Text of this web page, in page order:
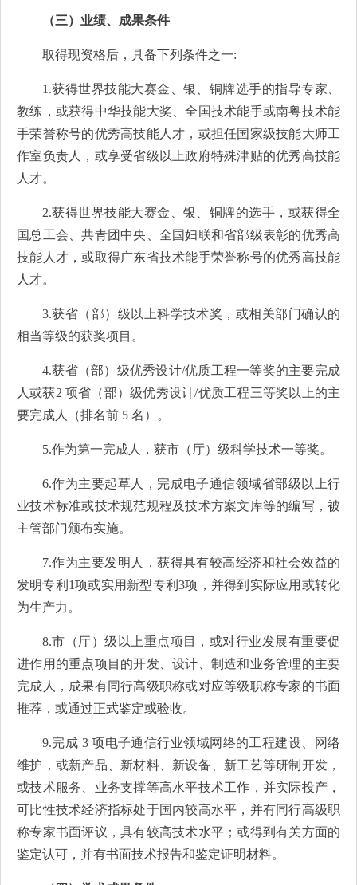
（三）业绩、成果条件
取得现资格后，具备下列条件之一:
1.获得世界技能大赛金、银、铜牌选手的指导专家、
教练，或获得中华技能大奖、全国技术能手或南粤技术能
手荣誉称号的优秀高技能人才，或担任国家级技能大师工
作室负责人，或享受省级以上政府特殊津贴的优秀高技能
人才。
2.获得世界技能大赛金、银、铜牌的选手，或获得全
国总工会、共青团中央、全国妇联和省部级表彰的优秀高
技能人才，或取得广东省技术能手荣誉称号的优秀高技能
人才。
3.获省（部）级以上科学技术奖，或相关部门确认的
相当等级的获奖项目。
4.获省（部）级优秀设计/优质工程一等奖的主要完成
人或获2 项省（部）级优秀设计/优质工程三等奖以上的主
要完成人（排名前 5 名）。
5.作为第一完成人，获市（厅）级科学技术一等奖。
6.作为主要起草人，完成电子通信领域省部级以上行
业技术标准或技术规范规程及技术方案文库等的编写，被
主管部门颁布实施。
7.作为主要发明人，获得具有较高经济和社会效益的
发明专利1项或实用新型专利3项，并得到实际应用或转化
为生产力。
8.市（厅）级以上重点项目，或对行业发展有重要促
进作用的重点项目的开发、设计、制造和业务管理的主要
完成人，成果有同行高级职称或对应等级职称专家的书面
推荐，或通过正式鉴定或验收。
9.完成 3 项电子通信行业领域网络的工程建设、网络
维护，或新产品、新材料、新设备、新工艺等研制开发，
或技术服务、业务支撑等高水平技术工作，并实际投产，
可比性技术经济指标处于国内较高水平，并有同行高级职
称专家书面评议，具有较高技术水平；或得到有关方面的
鉴定认可，并有书面技术报告和鉴定证明材料。